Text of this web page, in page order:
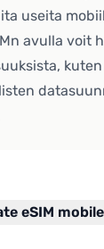
useita
avulla voit
eSIM